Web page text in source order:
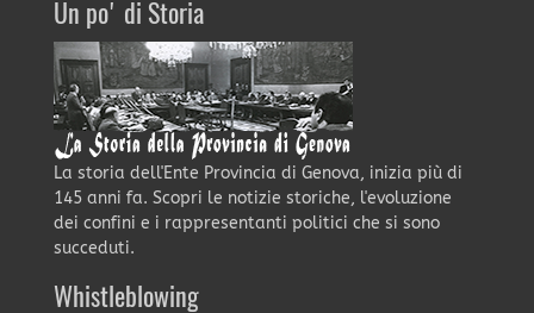
Un po' di Storia
La storia dell'Ente Provincia di Genova, inizia più di
145 anni fa. Scopri le notizie storiche, l'evoluzione
dei confini e i rappresentanti politici che si sono
succeduti.
Whistleblowing